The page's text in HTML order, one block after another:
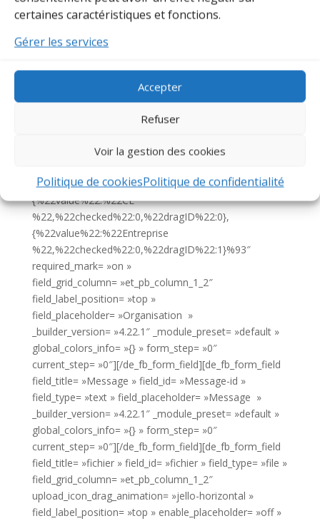
certaines caractéristiques et fonctions.
Gérer les services
Accepter
Refuser
Voir la gestion des cookies
Politique de cookiesPolitique de confidentialité
current_step= »0″][/de_fb_form_field][de_fb_form_field
field_title= »Email » field_id= »Email-demandde-devis »
field_type= »email »
field_grid_column= »et_pb_column_1_2″
field_label_position= »top »
field_placeholder= »Dupont.jean@email.fr »
_builder_version= »4.22.1″ _module_preset= »default »
global_colors_info= »{} » form_step= »0″
field_title= »Organisation » field_id= »Organisation-
select_options=
{%22value%22:%22CE
%22,%22checked%22:0,%22dragID%22:0},
{%22value%22:%22Entreprise
%22,%22checked%22:0,%22dragID%22:1}%93″
required_mark= »on »
field_grid_column= »et_pb_column_1_2″
field_label_position= »top »
field_placeholder= »Organisation »
_builder_version= »4.22.1″ _module_preset= »default »
global_colors_info= »{} » form_step= »0″
current_step= »0″][/de_fb_form_field][de_fb_form_field
field_title= »Message » field_id= »Message-id »
field_type= »text » field_placeholder= »Message »
_builder_version= »4.22.1″ _module_preset= »default »
global_colors_info= »{} » form_step= »0″
current_step= »0″][/de_fb_form_field][de_fb_form_field
field_title= »fichier » field_id= »fichier » field_type= »file »
field_grid_column= »et_pb_column_1_2″
upload_icon_drag_animation= »jello-horizontal »
field_label_position= »top » enable_placeholder= »off »